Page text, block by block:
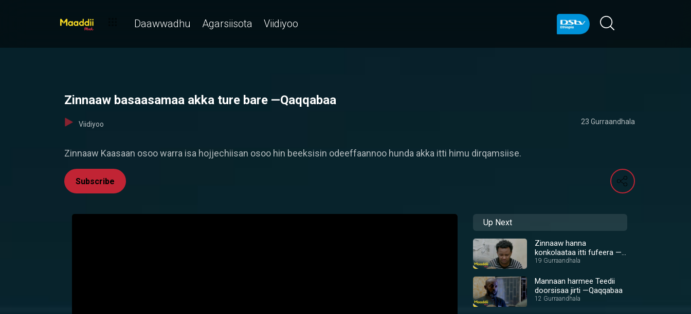
Daawwadhu Agarsiisota Viidiyoo
Zinnaaw basaasamaa akka ture bare —Qaqqabaa
Viidiyoo 23 Gurraandhala
Zinnaaw Kaasaan osoo warra isa hojjechiisan osoo hin beeksisin odeeffaannoo hunda akka itti himu dirqamsiise.
Subscribe
Up Next
Zinnaaw hanna
konkolaataa itti fufeera —
Qaqqabaa
19 Gurraandhala
Mannaan harmee Teedii
doorsisaa jirti —Qaqqabaa
12 Gurraandhala